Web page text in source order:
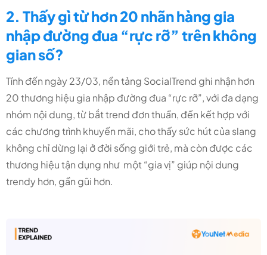
2. Thấy gì từ hơn 20 nhãn hàng gia
nhập đường đua “rực rỡ” trên không
gian số?
Tính đến ngày 23/03, nền tảng SocialTrend ghi nhận hơn
20 thương hiệu gia nhập đường đua “rực rỡ”, với đa dạng
nhóm nội dung, từ bắt trend đơn thuần, đến kết hợp với
các chương trình khuyến mãi, cho thấy sức hút của slang
không chỉ dừng lại ở đời sống giới trẻ, mà còn được các
thương hiệu tận dụng như một “gia vị” giúp nội dung
trendy hơn, gần gũi hơn.